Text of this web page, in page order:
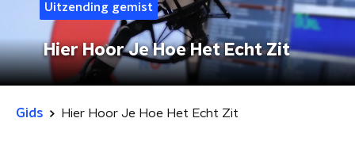
Uitzending gemist
Hier Hoor Je Hoe Het Echt Zit
Gids Hier Hoor Je Hoe Het Echt Zit